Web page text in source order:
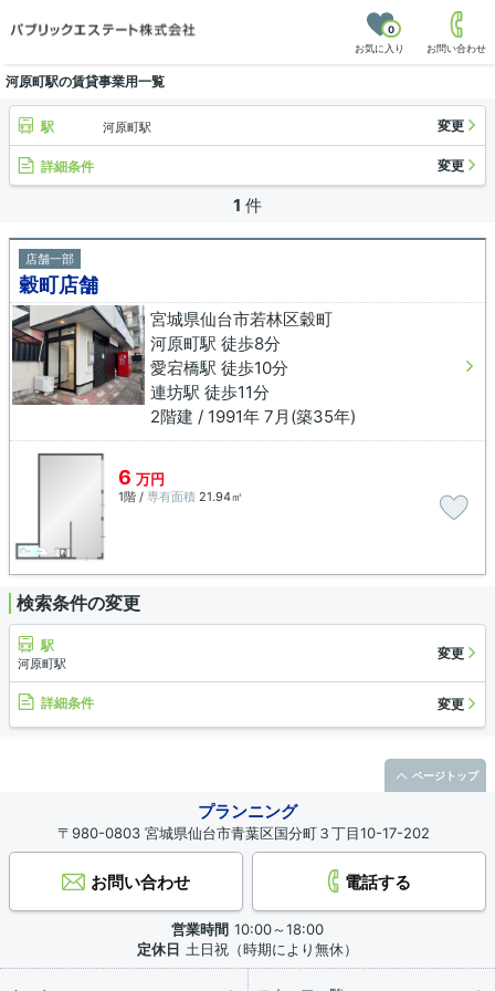
お気に入り
0
お問い合わせ
河原町駅の賃貸事業用一覧
駅 河原町駅 変更
詳細条件 変更
1 件
店舗一部
穀町店舗
宮城県仙台市若林区穀町
河原町駅 徒歩8分
愛宕橋駅 徒歩10分
連坊駅 徒歩11分
2階建 / 1991年 7月(築35年)
6 万円
1階 / 専有面積 21.94㎡
検索条件の変更
駅
河原町駅
変更
詳細条件 変更
プランニング
〒980-0803 宮城県仙台市青葉区国分町３丁目10-17-202
お問い合わせ 電話する
営業時間 10:00～18:00
定休日 土日祝（時期により無休）
ページトップ